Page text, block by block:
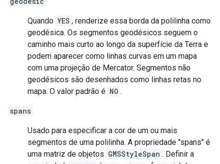
Quando YES , renderize essa borda da polilinha como
geodésica. Os segmentos geodésicos seguem o
caminho mais curto ao longo da superfície da Terra e
podem aparecer como linhas curvas em um mapa
com uma projeção de Mercator. Segmentos não
geodésicos são desenhados como linhas retas no
mapa. O valor padrão é NO .
spans
Usado para especificar a cor de um ou mais
segmentos de uma polilinha. A propriedade "spans" é
uma matriz de objetos GMSStyleSpan . Definir a